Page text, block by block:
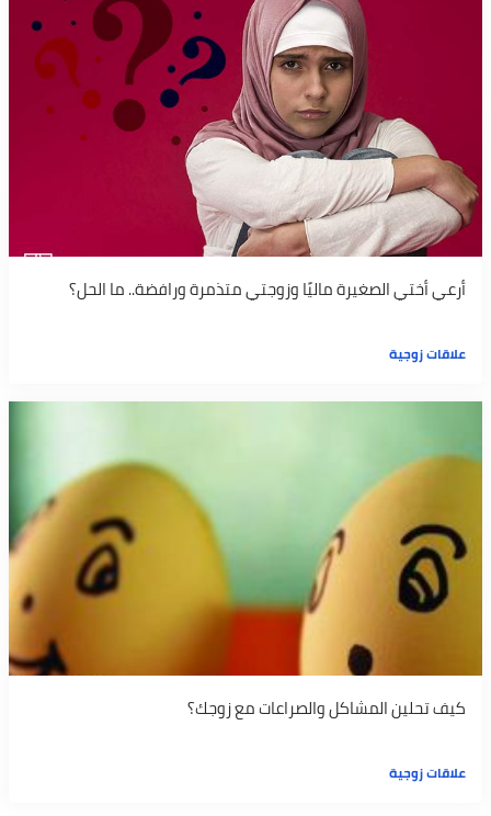
أرعي أختي الصغيرة ماليًا وزوجتي متذمرة ورافضة.. ما الحل؟
علاقات زوجية
كيف تحلين المشاكل والصراعات مع زوجك؟
علاقات زوجية